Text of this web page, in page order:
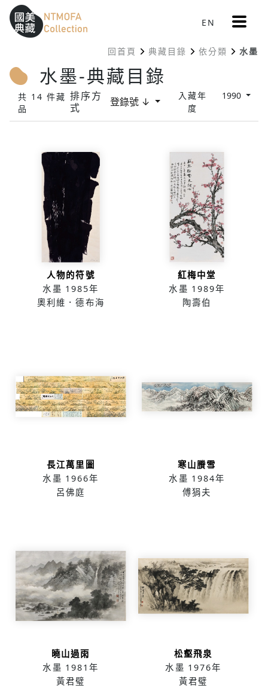
跳到中間主要內容區
網站導覽
::: EN 更
多
單
回首頁 典藏目錄 依分類 水墨
水墨-典藏目錄
共 14 件藏
品
排序方
式
登錄號 ↓
入藏年
度
1990
人物的符號
水墨 1985年
奧利維．德布海
紅梅中堂
水墨 1989年
陶壽伯
長江萬里圖
水墨 1966年
呂佛庭
寒山賸雪
水墨 1984年
傅狷夫
曉山過雨
水墨 1981年
黃君璧
松壑飛泉
水墨 1976年
黃君璧